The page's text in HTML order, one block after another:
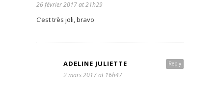
26 février 2017 at 21h29
C’est très joli, bravo
Reply
ADELINE JULIETTE
2 mars 2017 at 16h47